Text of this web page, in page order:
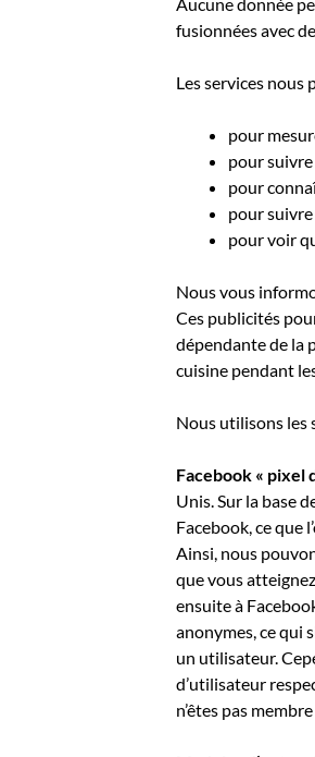
fusionnées avec
Les services nous
pour
pour suivre
pour
pour suivre
pour voir
Nous vous
Ces publicités
dépendante de la
cuisine pendant
Nous utilisons les
Facebook « pixel
Unis. Sur la base
Facebook, ce que
Ainsi, nous
que vous
ensuite à
anonymes, ce qui
un utilisateur.
d’utilisateur
n’êtes pas